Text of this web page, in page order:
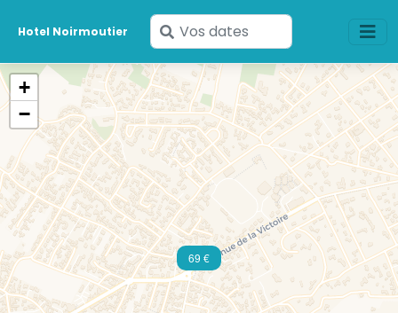
Hotel Noirmoutier
Saisissez
vos
dates
69 €
+
−